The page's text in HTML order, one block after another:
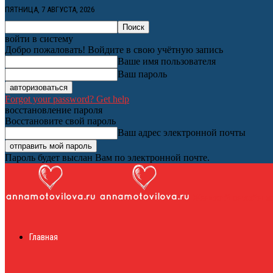
ПЯТНИЦА, 7 АВГУСТА, 2026
войти в систему
Добро пожаловать! Войдите в свою учётную запись
Ваше имя пользователя
Ваш пароль
Forgot your password? Get help
восстановление пароля
Восстановите свой пароль
Ваш адрес электронной почты
Пароль будет выслан Вам по электронной почте.
Главная